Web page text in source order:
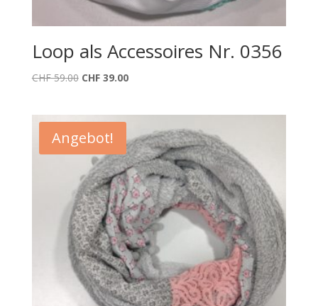
Loop als Accessoires Nr. 0356
CHF59.00 Ursprünglicher
CHF 59.00
CHF39.00Aktueller
Angebot!